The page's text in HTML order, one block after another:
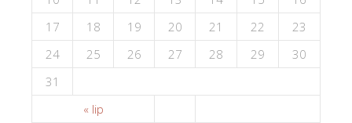
« lip
17
18 19 20 21 22
23
24
25 26 27 28 29
30
31